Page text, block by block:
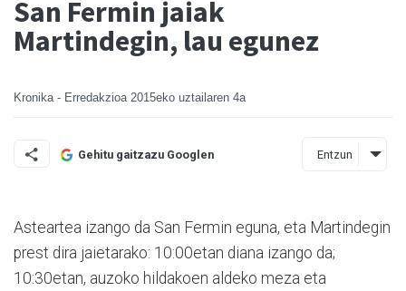
San Fermin jaiak
Martindegin, lau egunez
Kronika - Erredakzioa 2015eko uztailaren 4a
Gehitu gaitzazu Googlen Entzun
Asteartea izango da San Fermin eguna, eta Martindegin
prest dira jaietarako: 10:00etan diana izango da;
10:30etan, auzoko hildakoen aldeko meza eta